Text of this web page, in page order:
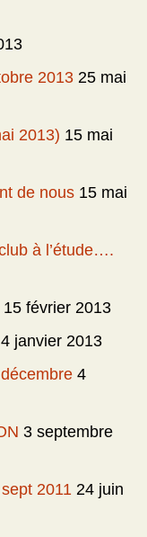
2013 25 mai
2013) 15 mai
de nous 15 mai
à l’étude….
15 février 2013
4 janvier 2013
4
3 septembre
2011 24 juin